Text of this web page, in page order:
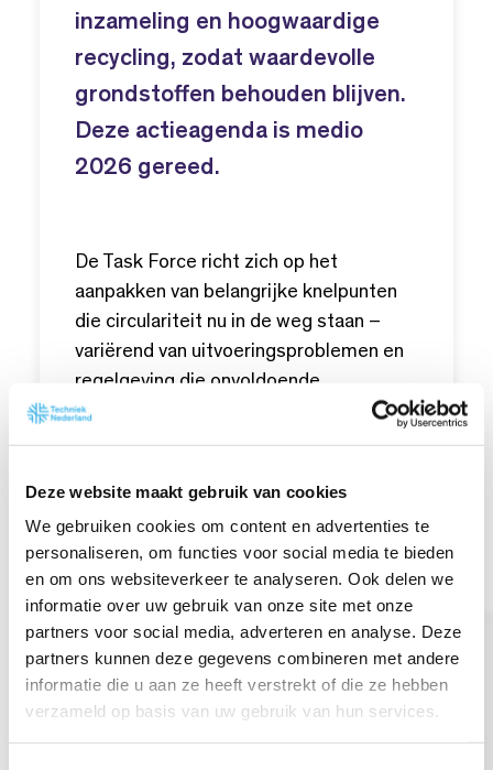
Deze website maakt gebruik van cookies
We gebruiken cookies om content en advertenties te
personaliseren, om functies voor social media te bieden
en om ons websiteverkeer te analyseren. Ook delen we
informatie over uw gebruik van onze site met onze
partners voor social media, adverteren en analyse. Deze
partners kunnen deze gegevens combineren met andere
informatie die u aan ze heeft verstrekt of die ze hebben
verzameld op basis van uw gebruik van hun services.
inzameling en hoogwaardige
recycling, zodat waardevolle
grondstoffen behouden blijven.
Deze actieagenda is medio
2026 gereed.
De Task Force richt zich op het
aanpakken van belangrijke knelpunten
die circulariteit nu in de weg staan –
variërend van uitvoeringsproblemen en
regelgeving die onvoldoende
stimulansen biedt tot de noodzaak van
meer bewustwording en
nadrukkelijk ingezet op
levensduurverlenging, bijvoorbeeld via
reparatie en hergebruik, en op
hoogwaardige recycling: onmisbare
schakels in de circulaire keten.
De Task Force kan dit niet alleen: de